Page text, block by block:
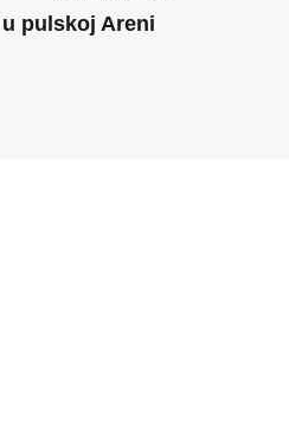
pulskoj Areni